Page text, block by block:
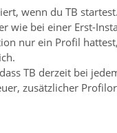
wenn du TB startest.
wie bei einer Erst-
nur ein Profil
TB derzeit bei
zusätzlicher